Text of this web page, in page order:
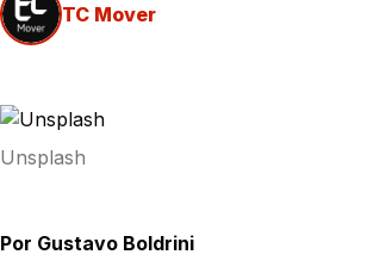
TC Mover
Unsplash
Por Gustavo Boldrini